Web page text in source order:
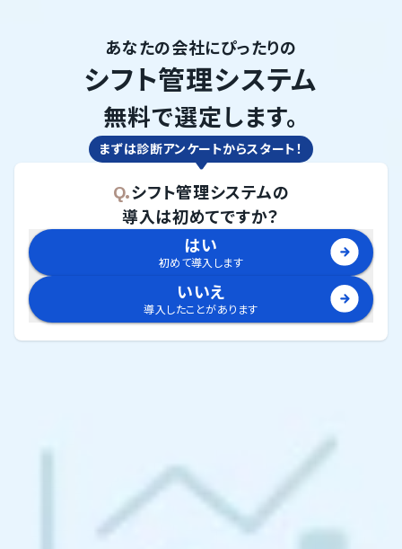
あなたの会社にぴったりの
シフト管理システム
無料で選定します。
まずは診断アンケートからスタート！
Q.シフト管理システムの
導入は初めてですか？
はい
初めて導入します
いいえ
導入したことがあります